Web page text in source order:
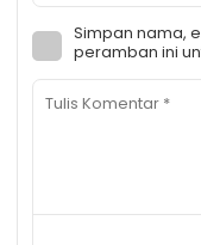
Simpan nama,
peramban ini